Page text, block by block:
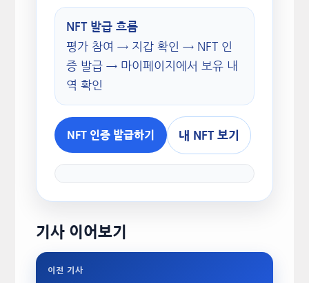
NFT 발급 흐름
평가 참여 → 지갑 확인 → NFT 인
증 발급 → 마이페이지에서 보유 내
역 확인
NFT 인증 발급하기 내 NFT 보기
기사 이어보기
이전 기사